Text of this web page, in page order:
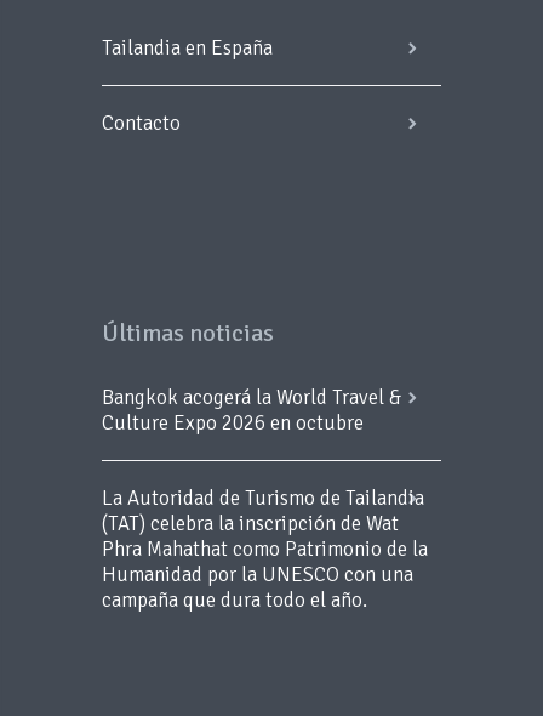
Tailandia en España
Contacto
Últimas noticias
Bangkok acogerá la World Travel &
Culture Expo 2026 en octubre
La Autoridad de Turismo de Tailandia
(TAT) celebra la inscripción de Wat
Phra Mahathat como Patrimonio de la
Humanidad por la UNESCO con una
campaña que dura todo el año.